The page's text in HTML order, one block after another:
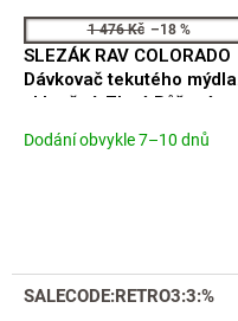
1 476 Kč –18 %
SLEZÁK RAV COLORADO
Dávkovač tekutého mýdla
skleněný, Zlatá Růžová -
Dodání obvykle 7–10 dnů
SALECODE:RETRO3:3:%